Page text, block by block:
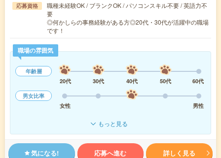
応募資格
職種未経験OK / ブランクOK / パソコンスキル不要 / 英語力不
要
◎何かしらの事務経験がある方◎20代・30代が活躍中の職場
です！
職場の雰囲気
年齢層
20代
30代 40代 50代
60代
男女比率
女性
男性
もっと見る
気になる! 応募へ進む 詳しく見る